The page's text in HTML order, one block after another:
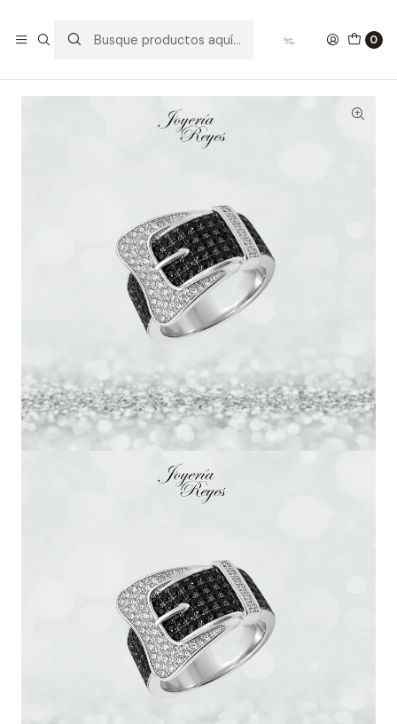
0
Anillo de plata rodinada fabricación Italiana - ley 925 -
modelo SL30136H1